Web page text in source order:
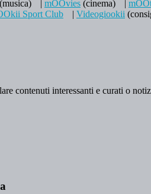
(musica) | mOOvies (cinema) |
Sport Club | Videogiookii
contenuti interessanti e curati o